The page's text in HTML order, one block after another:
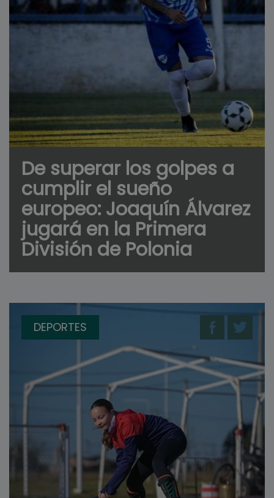
De superar los golpes a
cumplir el sueño
europeo: Joaquín Álvarez
jugará en la Primera
División de Polonia
DEPORTES